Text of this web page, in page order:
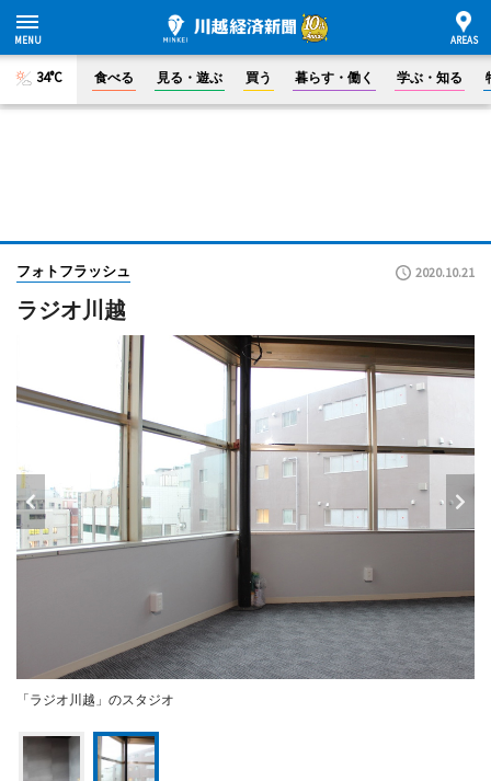
34°C 食べる 見る・遊ぶ 買う 暮らす・働く 学ぶ・知る
フォトフラッシュ 2020.10.21
ラジオ川越
「ラジオ川越」のスタジオ